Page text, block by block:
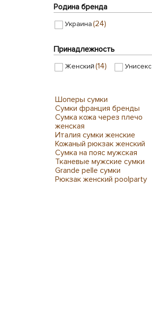
Родина бренда
Украина(24)
Принадлежность
Женский(14) Унисекс
Шоперы сумки
Сумки франция бренды
Сумка кожа через плечо
женская
Италия сумки женские
Кожаный рюкзак женский
Сумка на пояс мужская
Тканевые мужские сумки
Grande pelle сумки
Рюкзак женский poolparty